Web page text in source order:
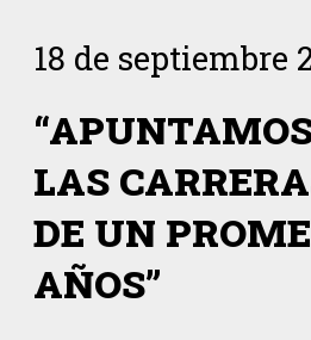
18 de septiembre
LAS
DE UN
AÑOS”